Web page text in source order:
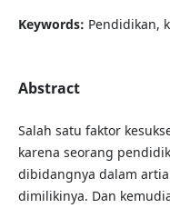
Keywords: Pendidikan,
Abstract
Salah satu faktor
karena seorang
dibidangnya dalam
dimilikinya. Dan